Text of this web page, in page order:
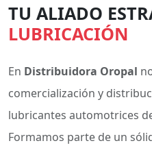
TU ALIADO
LUBRICACIÓN
En Distribuidora Oropal
comercialización y
lubricantes automotrices
Formamos parte de un